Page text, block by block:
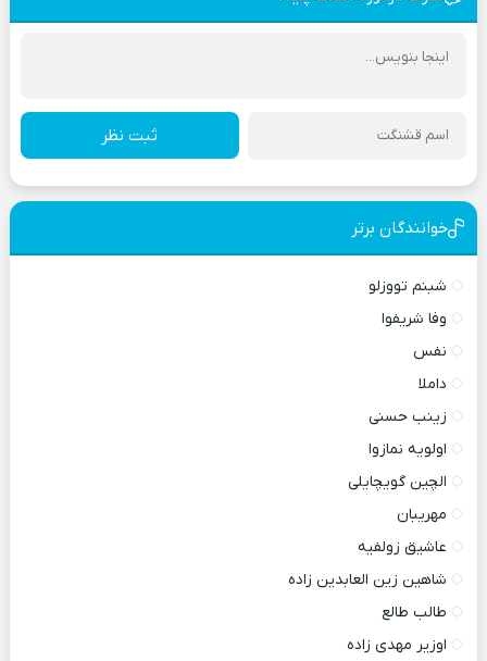
ثبت نظر
خوانندگان برتر
شبنم تووزلو
وفا شریفوا
نفس
داملا
زینب حسنی
اولویه نمازوا
الچین گویچایلی
مهریبان
عاشیق زولفیه
شاهین زین العابدین زاده
طالب طالع
اوزیر مهدی زاده